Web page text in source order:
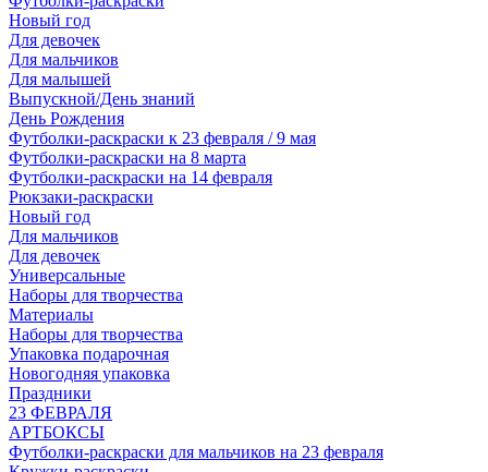
Новый год
Для девочек
Для мальчиков
Для малышей
Выпускной/День знаний
День Рождения
Футболки-раскраски к 23 февраля / 9 мая
Футболки-раскраски на 8 марта
Футболки-раскраски на 14 февраля
Рюкзаки-раскраски
Новый год
Для мальчиков
Для девочек
Универсальные
Наборы для творчества
Материалы
Наборы для творчества
Упаковка подарочная
Новогодняя упаковка
Праздники
23 ФЕВРАЛЯ
АРТБОКСЫ
Футболки-раскраски для мальчиков на 23 февраля